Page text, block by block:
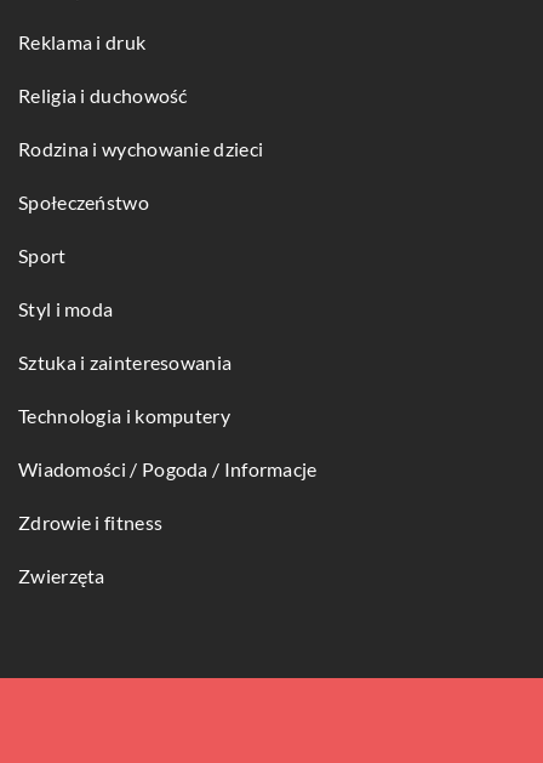
Reklama i druk
Religia i duchowość
Rodzina i wychowanie dzieci
Społeczeństwo
Sport
Styl i moda
Sztuka i zainteresowania
Technologia i komputery
Wiadomości / Pogoda / Informacje
Zdrowie i fitness
Zwierzęta